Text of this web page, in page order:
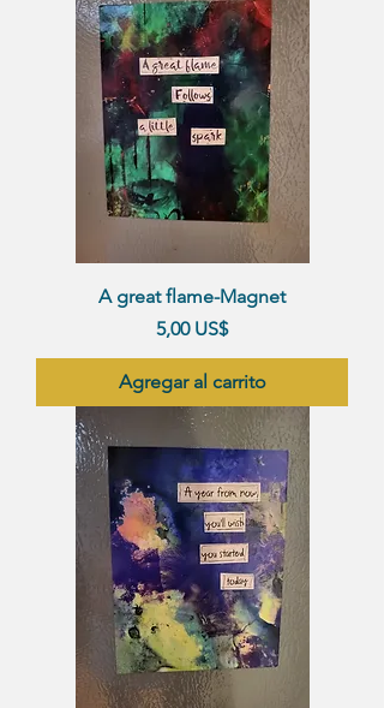
A great flame-Magnet
Precio
5,00 US$
Agregar al carrito